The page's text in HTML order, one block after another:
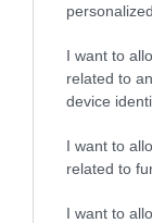
I want to
related to
device
I want to
related to
I want to
BANKOK
Tarolt az
Az OTP Csoport
Legjobb
kategóriában…